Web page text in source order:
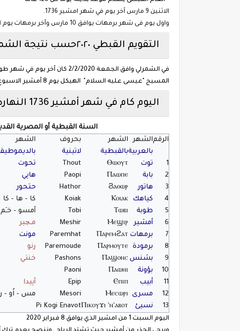
الاثنين 9 مارس آخر يوم في شهر امشير
1736
.
واول يوم فى شهر برمهات يوافق 10 مارس وآخر برمهات يوم الأربعاء 8 أبريل المقبل.
التقويم القبطي ٢٠٢٠حسب نتيجة الشمرلي
المسيح "عيسى عليه السلام" الهيكل يوم 8 أمشير الاسبوع المقبل والنهاردة 28 فبراير يوافق 20 امشير النهارده كام امشير .
اليوم كام في شهر أمشير 1736 النهارده كام امشير 2020
السنة القبطية أو المصرية
الرقمالشهر
بالعربية
الشهر
بالقبطية
بحروف
لاتينية
الشهر
1
توت Ⲑⲱⲟⲩⲧ
Thout تحوت
2
بابة Ⲡⲁⲱⲡⲉ
Paopi هاپي
3
هاتور Ϩⲁⲑⲱⲣ
Hathor حتحور
4
كياهك Ⲕⲟⲓⲁⲕ
Koiak كا - ها - كا
5
طوبة Ⲧⲱⲃⲓ
Tobi أمسو - خـِم
6
أمشير Ⲙⲉϣⲓⲣ
Meshir مـچير
7
برمهات Ⲡⲁⲣⲉⲙϩⲁⲧ
Paremhat مونت
8
برمودة Ⲡⲁⲣⲙⲟⲩⲧⲉ
Paremoude رنو
9
بشنس Ⲡⲁϣⲟⲛⲥ
Pashons خنتي
10
بؤونة Ⲡⲁⲱⲛⲓ
Paoni
11
أبيب Ⲉⲡⲓⲡ
Epip أپيدا
12
مسرى Ⲙⲉⲥⲱⲣⲓ
Mesori مس - اُو -
13
نسيئ Ⲡⲓⲕⲟⲩϫⲓ 'ⲛ'ⲁⲃⲟⲧ
Pi Kogi Enavot
اليوم السبت 1 من امشير الذي يوافق 8 فبراير 2020